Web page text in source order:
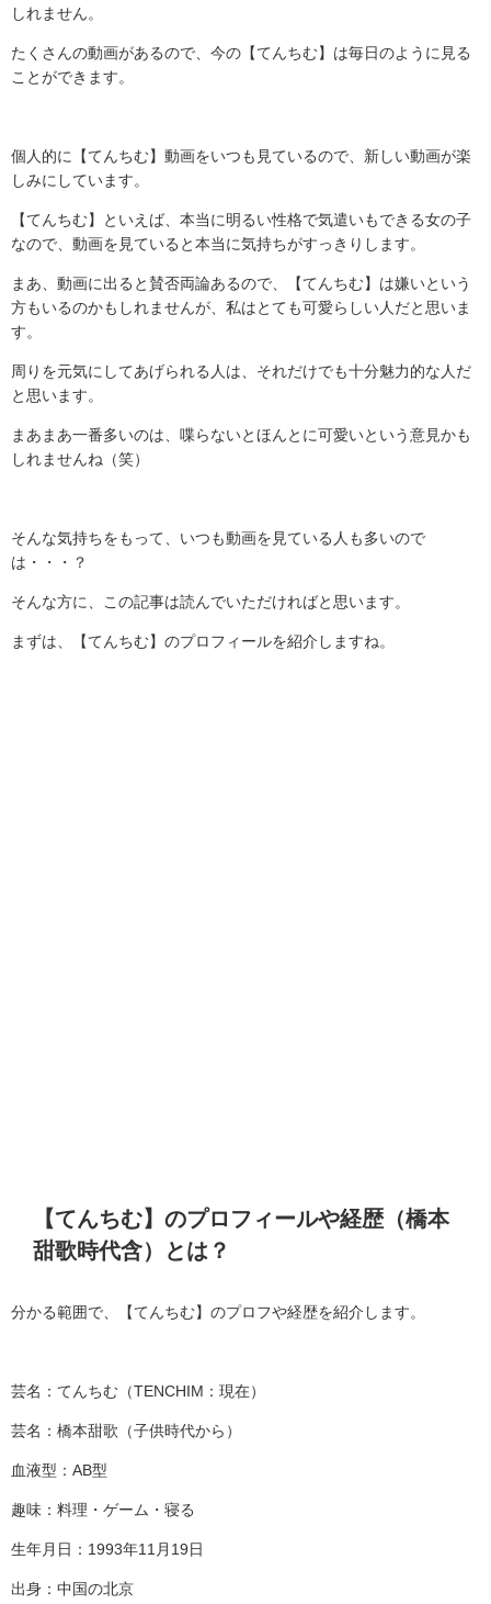
しれません。
たくさんの動画があるので、今の【てんちむ】は毎日のように見る
ことができます。
個人的に【てんちむ】動画をいつも見ているので、新しい動画が楽
しみにしています。
【てんちむ】といえば、本当に明るい性格で気遣いもできる女の子
なので、動画を見ていると本当に気持ちがすっきりします。
まあ、動画に出ると賛否両論あるので、【てんちむ】は嫌いという
方もいるのかもしれませんが、私はとても可愛らしい人だと思いま
す。
周りを元気にしてあげられる人は、それだけでも十分魅力的な人だ
と思います。
まあまあ一番多いのは、喋らないとほんとに可愛いという意見かも
しれませんね（笑）
そんな気持ちをもって、いつも動画を見ている人も多いので
は・・・？
そんな方に、この記事は読んでいただければと思います。
まずは、【てんちむ】のプロフィールを紹介しますね。
【てんちむ】のプロフィールや経歴（橋本
甜歌時代含）とは？
分かる範囲で、【てんちむ】のプロフや経歴を紹介します。
芸名：てんちむ（TENCHIM：現在）
芸名：橋本甜歌（子供時代から）
血液型：AB型
趣味：料理・ゲーム・寝る
生年月日：1993年11月19日
出身：中国の北京